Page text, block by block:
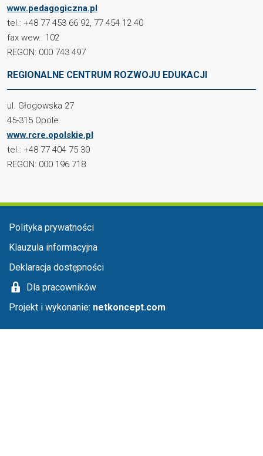
www.pedagogiczna.pl
tel.: +48 77 453 66 92, 77 454 12 40
fax wew.: 102
REGON: 000 743 497
REGIONALNE CENTRUM ROZWOJU EDUKACJI
ul. Głogowska 27
45-315 Opole
www.rcre.opolskie.pl
tel.: +48 77 404 75 30
REGON: 000 196 718
Menu stopka
Polityka prywatności
Klauzula informacyjna
Deklaracja dostępności
Dla pracowników
Projekt i wykonanie: netkoncept.com